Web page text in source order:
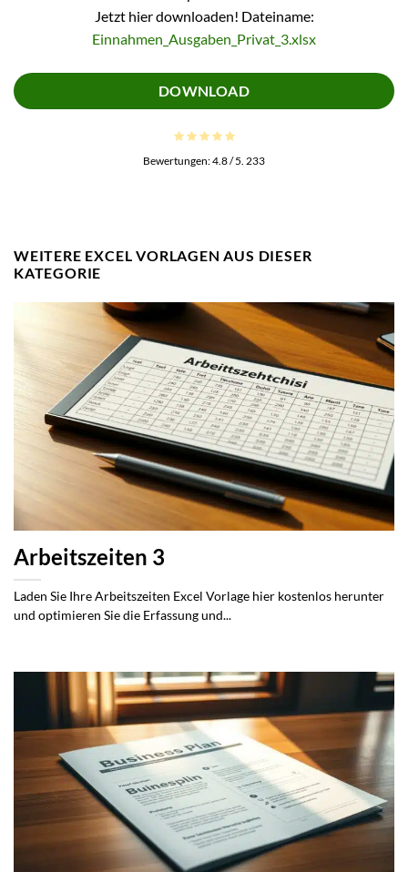
Jetzt hier downloaden! Dateiname:
Einnahmen_Ausgaben_Privat_3.xlsx
DOWNLOAD
Bewertungen:4.8/ 5. 233
WEITERE EXCEL VORLAGEN AUS DIESER
KATEGORIE
Arbeitszeiten 3
Laden Sie Ihre Arbeitszeiten Excel Vorlage hier kostenlos herunter
und optimieren Sie die Erfassung und...